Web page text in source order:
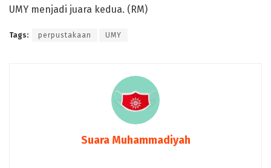
UMY menjadi juara kedua. (RM)
Tags: perpustakaan UMY
Suara Muhammadiyah